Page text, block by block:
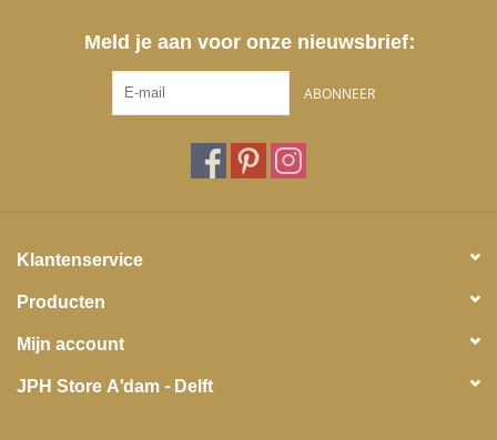
Meld je aan voor onze nieuwsbrief:
ABONNEER
Klantenservice
Producten
Mijn account
JPH Store A'dam - Delft